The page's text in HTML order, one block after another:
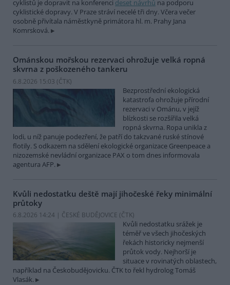
cyklistů je dopravit na konferenci deset návrhů na podporu
cyklistické dopravy. V Praze stráví necelé tři dny. Včera večer
osobně přivítala náměstkyně primátora hl. m. Prahy Jana
Komrsková.
Ománskou mořskou rezervaci ohrožuje velká ropná
skvrna z poškozeného tankeru
6.8.2026 15:03 (ČTK)
Bezprostřední ekologická
katastrofa ohrožuje přírodní
rezervaci v Ománu, v jejíž
blízkosti se rozšířila velká
ropná skvrna. Ropa unikla z
lodi, u níž panuje podezření, že patří do takzvané ruské stínové
flotily. S odkazem na sdělení ekologické organizace Greenpeace a
nizozemské nevládní organizace PAX o tom dnes informovala
agentura AFP.
Kvůli nedostatku deště mají jihočeské řeky minimální
průtoky
6.8.2026 14:24 | ČESKÉ BUDĚJOVICE (ČTK)
Kvůli nedostatku srážek je
téměř ve všech jihočeských
řekách historicky nejmenší
průtok vody. Nejhorší je
situace v rovinatých oblastech,
například na Českobudějovicku. ČTK to řekl hydrolog Tomáš
Vlasák.